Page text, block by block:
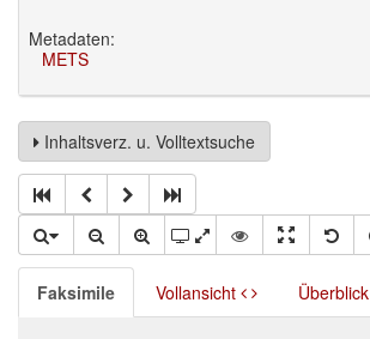
Metadaten:
METS
Inhaltsverz. u. Volltextsuche
Faksimile Vollansicht Überblick